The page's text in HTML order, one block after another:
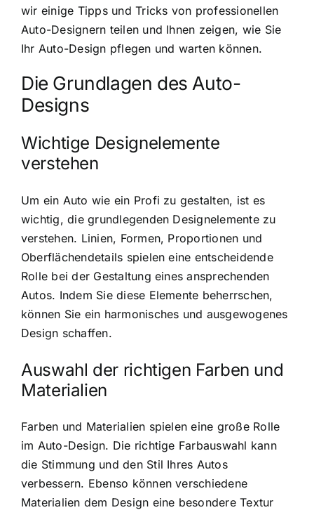
wir einige Tipps und Tricks von professionellen
Auto-Designern teilen und Ihnen zeigen, wie Sie
Ihr Auto-Design pflegen und warten können.
Die Grundlagen des Auto-
Designs
Wichtige Designelemente
verstehen
Um ein Auto wie ein Profi zu gestalten, ist es
wichtig, die grundlegenden Designelemente zu
verstehen. Linien, Formen, Proportionen und
Oberflächendetails spielen eine entscheidende
Rolle bei der Gestaltung eines ansprechenden
Autos. Indem Sie diese Elemente beherrschen,
können Sie ein harmonisches und ausgewogenes
Design schaffen.
Auswahl der richtigen Farben und
Materialien
Farben und Materialien spielen eine große Rolle
im Auto-Design. Die richtige Farbauswahl kann
die Stimmung und den Stil Ihres Autos
verbessern. Ebenso können verschiedene
Materialien dem Design eine besondere Textur